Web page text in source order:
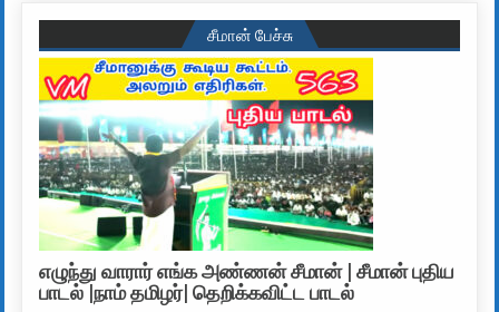
சீமான் பேச்சு
எழுந்து வாரார் எங்க அண்ணன் சீமான் | சீமான் புதிய
பாடல் |நாம் தமிழர்| தெறிக்கவிட்ட பாடல்